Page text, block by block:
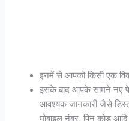
इनमें से आपको किसी एक
इसके बाद आपके सामने नए
आवश्यक जानकारी जैसे
मोबाइल नंबर, पिन कोड आदि